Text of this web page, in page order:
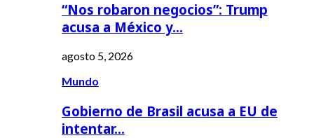
“Nos robaron negocios”: Trump
acusa a México y…
agosto 5, 2026
Mundo
Gobierno de Brasil acusa a EU de
intentar…